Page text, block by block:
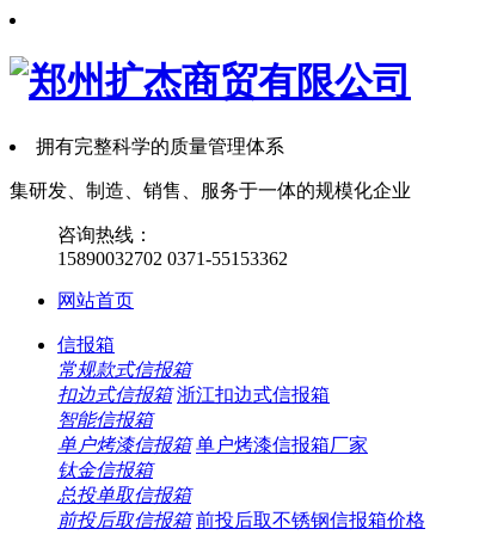
拥有完整科学的质量管理体系
集研发、制造、销售、服务于一体的规模化企业
咨询热线：
15890032702 0371-55153362
网站首页
信报箱
常规款式信报箱
扣边式信报箱 浙江扣边式信报箱
智能信报箱
单户烤漆信报箱 单户烤漆信报箱厂家
钛金信报箱
总投单取信报箱
前投后取信报箱 前投后取不锈钢信报箱价格